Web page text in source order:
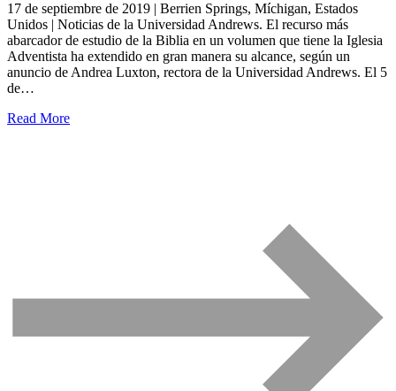
17 de septiembre de 2019 | Berrien Springs, Míchigan, Estados
Unidos | Noticias de la Universidad Andrews. El recurso más
abarcador de estudio de la Biblia en un volumen que tiene la Iglesia
Adventista ha extendido en gran manera su alcance, según un
anuncio de Andrea Luxton, rectora de la Universidad Andrews. El 5
de…
Read More